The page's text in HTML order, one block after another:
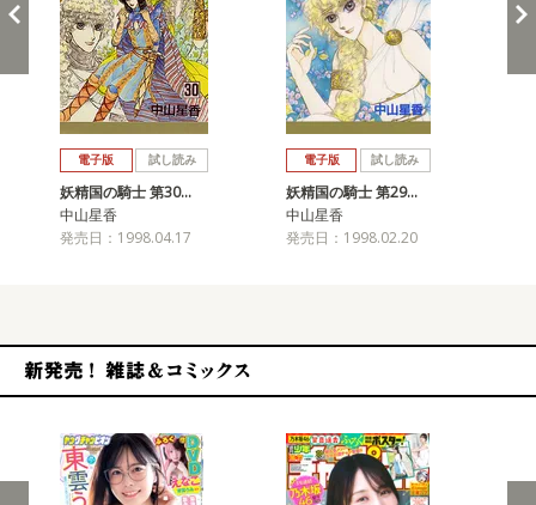
電子版 試し読み
妖精国の騎士 第30…
中山星香
発売日：1998.04.17
電子版 試し読み
妖精国の騎士 第29…
中山星香
発売日：1998.02.20